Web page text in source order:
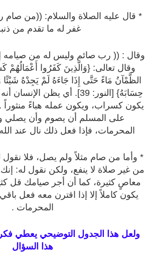
* قال عليه الصلاة والسلام: ((من صام
غفر له ما تقدم من
وقال : (( رب صائم وليس له من صيامه
وقال تعالى: {وَالَّذِينَ كَفَرُوا
الظَّمْآنُ مَاءً حَتَّى إِذَا جَاءَهُ لَمْ يَجِدْهُ
حِسَابَهُ} [النور: 39]. أي يظن
يكون كسراب، ويكون عمله هباءً
على المسلم أن يصوم وأن يصلي
المحرمات، فإذا فعل ذلك نال عند
* وأما من صام مثلاً ولم يصل، فلا
من غير صلاة لا ينفع، ولكن نقول له:
معاصٍ كثيرة، كما أن أجر صيامك قل
يكون كاملاً إلا إذا اقترن معه فعل
المحرمات .
ولعل هذا الجدول التوضيحي يعطي
هذا السؤال